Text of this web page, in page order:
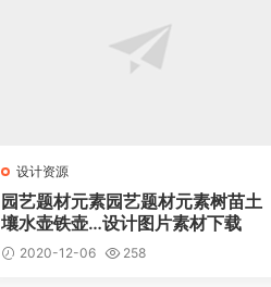
设计资源
园艺题材元素园艺题材元素树苗土
壤水壶铁壶…设计图片素材下载
2020-12-06 258